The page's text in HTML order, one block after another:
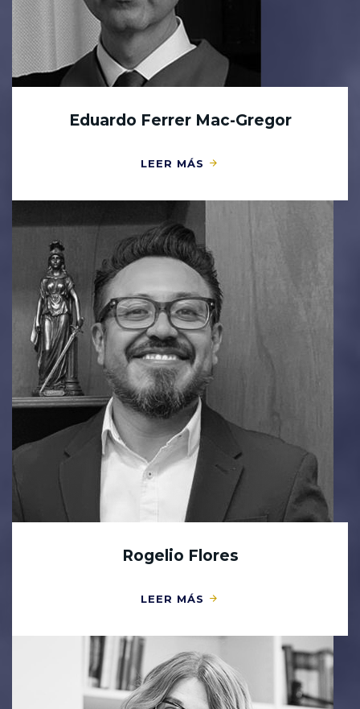
Eduardo Ferrer Mac-Gregor
LEER MÁS
Rogelio Flores
LEER MÁS